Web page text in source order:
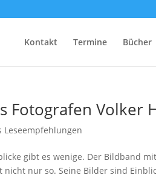
Kontakt Termine Bücher
Fotografen Volker
Leseempfehlungen
gibt es wenige. Der Bildband
nicht nur so. Seine Bilder sind